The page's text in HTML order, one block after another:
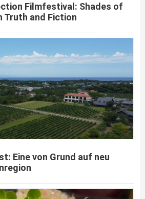
Filmfestival: Shades of
Truth and Fiction
Eine von Grund auf neu